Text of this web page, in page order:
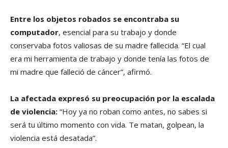
Entre los objetos robados se encontraba su
computador, esencial para su trabajo y donde
conservaba fotos valiosas de su madre fallecida. “El cual
era mi herramienta de trabajo y donde tenía las fotos de
mi madre que falleció de cáncer”, afirmó.
La afectada expresó su preocupación por la escalada
de violencia: “Hoy ya no roban como antes, no sabes si
será tu último momento con vida. Te matan, golpean, la
violencia está desatada”.